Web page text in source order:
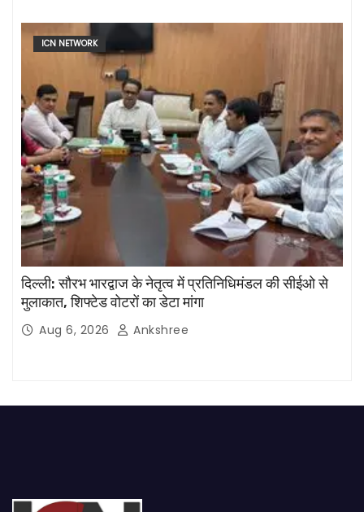
ICN NETWORK
दिल्ली: सौरभ भारद्वाज के नेतृत्व में प्रतिनिधिमंडल की सीईओ से
मुलाकात, शिफ्टेड वोटरों का डेटा मांगा
Aug 6, 2026 Ankshree